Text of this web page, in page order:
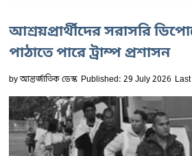
আশ্রয়প্রার্থীদের সরাসরি
পাঠাতে পারে ট্রাম্প প্রশাসন
byআন্তর্জাতিক ডেস্ক Published: 29 July 2026